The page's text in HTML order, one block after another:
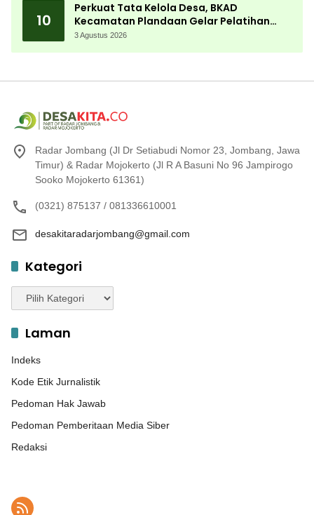
10
Perkuat Tata Kelola Desa, BKAD
Kecamatan Plandaan Gelar Pelatihan
Aparatur Pemdes
3 Agustus 2026
Radar Jombang (Jl Dr Setiabudi Nomor 23, Jombang, Jawa
Timur) & Radar Mojokerto (Jl R A Basuni No 96 Jampirogo
Sooko Mojokerto 61361)
(0321) 875137 / 081336610001
desakitaradarjombang@gmail.com
Kategori
Kategori
Laman
Indeks
Kode Etik Jurnalistik
Pedoman Hak Jawab
Pedoman Pemberitaan Media Siber
Redaksi